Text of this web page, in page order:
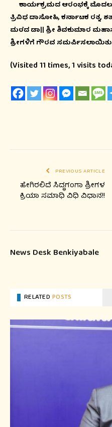
ಕಾರ್ಯಕ್ರಮದ ಆರಂಭಕ್ಕೆ
ತ್ರಿವಿಧ ದಾಸೋಹಿ, ಕರ್ನಾಟಕ ರತ್ನ,
ಮಠದ ಡಾ|| ಶ್ರೀ ಶಿವಕುಮಾರ
ಶ್ರೀಗಳಿಗೆ ಗೌರವ
(Visited 11 times, 1 visits
PREVIOUS ARTICLE
ಹೇಗಿರಲಿದೆ ಸಿದ್ಧಗಂಗಾ ಶ್ರೀಗಳ
ಕ್ರಿಯಾ ಸಮಾಧಿ ವಿಧಿ ವಿಧಾನ!!
News Desk Benkiyabale
RELATEDPOSTS